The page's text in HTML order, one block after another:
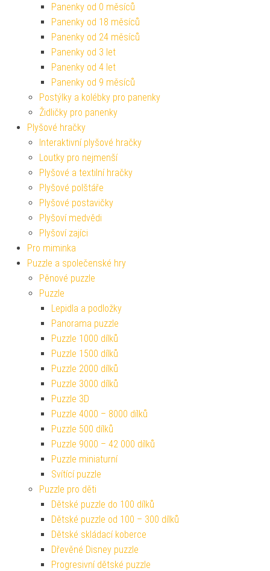
Panenky od 0 měsíců
Panenky od 18 měsíců
Panenky od 24 měsíců
Panenky od 3 let
Panenky od 4 let
Panenky od 9 měsíců
Postýlky a kolébky pro panenky
Židličky pro panenky
Plyšové hračky
Interaktivní plyšové hračky
Loutky pro nejmenší
Plyšové a textilní hračky
Plyšové polštáře
Plyšové postavičky
Plyšoví medvědi
Plyšoví zajíci
Pro miminka
Puzzle a společenské hry
Pěnové puzzle
Puzzle
Lepidla a podložky
Panorama puzzle
Puzzle 1000 dílků
Puzzle 1500 dílků
Puzzle 2000 dílků
Puzzle 3000 dílků
Puzzle 3D
Puzzle 4000 – 8000 dílků
Puzzle 500 dílků
Puzzle 9000 – 42 000 dílků
Puzzle miniaturní
Svítící puzzle
Puzzle pro děti
Dětské puzzle do 100 dílků
Dětské puzzle od 100 – 300 dílků
Dětské skládací koberce
Dřevěné Disney puzzle
Progresivní dětské puzzle